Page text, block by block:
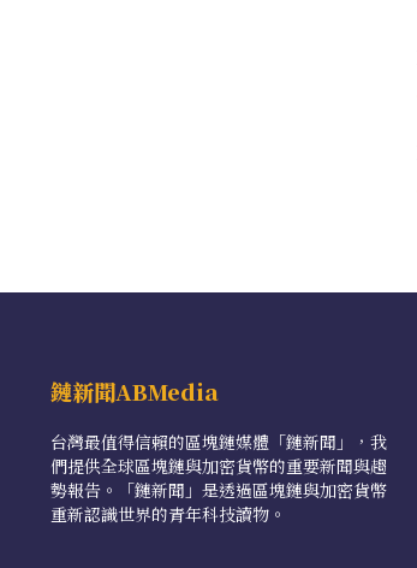
鏈新聞ABMedia
台灣最值得信賴的區塊鏈媒體「鏈新聞」，我
們提供全球區塊鏈與加密貨幣的重要新聞與趨
勢報告。「鏈新聞」是透過區塊鏈與加密貨幣
重新認識世界的青年科技讀物。